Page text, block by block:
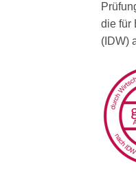
die für
(IDW)